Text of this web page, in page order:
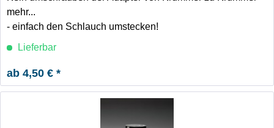
mehr...
- einfach den Schlauch umstecken!
Lieferbar
ab 4,50 € *